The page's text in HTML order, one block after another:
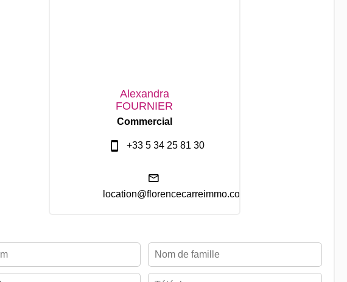
Alexandra
FOURNIER
Commercial
+33 5 34 25 81 30
location@florencecarreimmo.com